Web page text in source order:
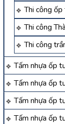
Thi công
Thi công
Thi công
Tấm nhựa ốp
Tấm nhựa ốp
Tấm nhựa ốp
Tấm nhựa ốp